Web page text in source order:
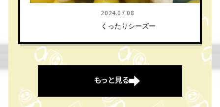
2024.07.08
くったりシーズー
もっと見る